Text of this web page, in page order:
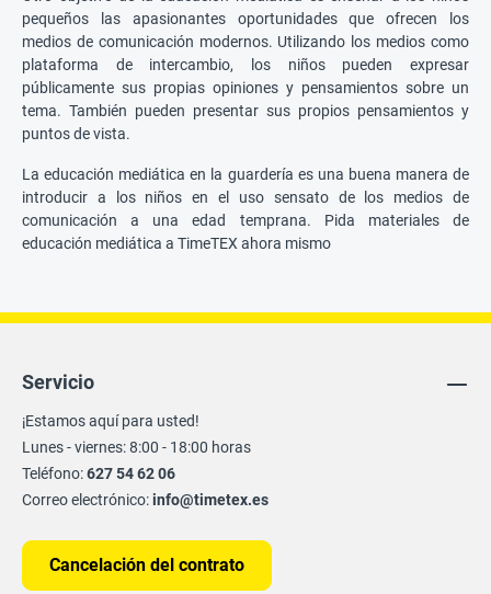
pequeños las apasionantes oportunidades que ofrecen los
medios de comunicación modernos. Utilizando los medios como
plataforma de intercambio, los niños pueden expresar
públicamente sus propias opiniones y pensamientos sobre un
tema. También pueden presentar sus propios pensamientos y
puntos de vista.
La educación mediática en la guardería es una buena manera de
introducir a los niños en el uso sensato de los medios de
comunicación a una edad temprana. Pida materiales de
educación mediática a TimeTEX ahora mismo
Servicio
¡Estamos aquí para usted!
Lunes - viernes: 8:00 - 18:00 horas
Teléfono:627 54 62 06
Correo electrónico:info@timetex.es
Cancelación del contrato